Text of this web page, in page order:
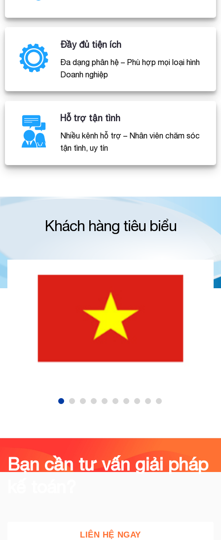
Đầy đủ tiện ích
Đa dạng phân hệ – Phù hợp mọi loại hình
Doanh nghiệp
Hỗ trợ tận tình
Nhiều kênh hỗ trợ – Nhân viên chăm sóc
tận tình, uy tín
Khách hàng tiêu biểu
Bạn cần tư vấn giải pháp
LIÊN HỆ NGAY